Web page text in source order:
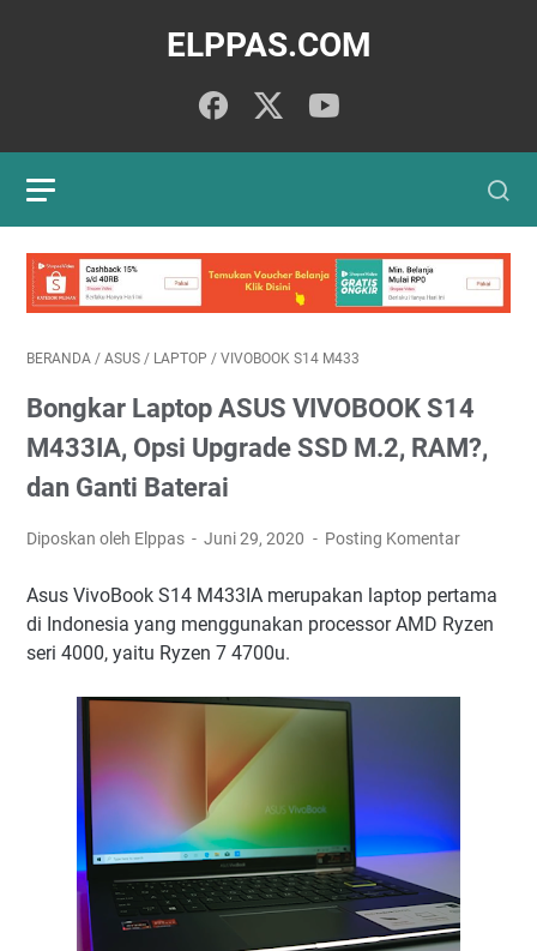
ELPPAS.COM
BERANDA / ASUS / LAPTOP / VIVOBOOK S14 M433
Bongkar Laptop ASUS VIVOBOOK S14
M433IA, Opsi Upgrade SSD M.2, RAM?,
dan Ganti Baterai
Diposkan oleh Elppas Juni 29, 2020 Posting Komentar
Asus VivoBook S14 M433IA merupakan laptop pertama
di Indonesia yang menggunakan processor AMD Ryzen
seri 4000, yaitu Ryzen 7 4700u.